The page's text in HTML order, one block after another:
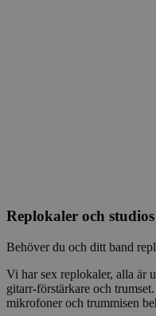
Replokaler och studios
Behöver du och ditt band
Vi har sex replokaler, alla är
gitarr-förstärkare och
mikrofoner och trummisen